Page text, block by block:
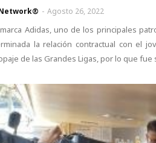
- Agosto 26, 2022
Adidas, uno de los principales
la relación contractual con el
de las Grandes Ligas, por lo que